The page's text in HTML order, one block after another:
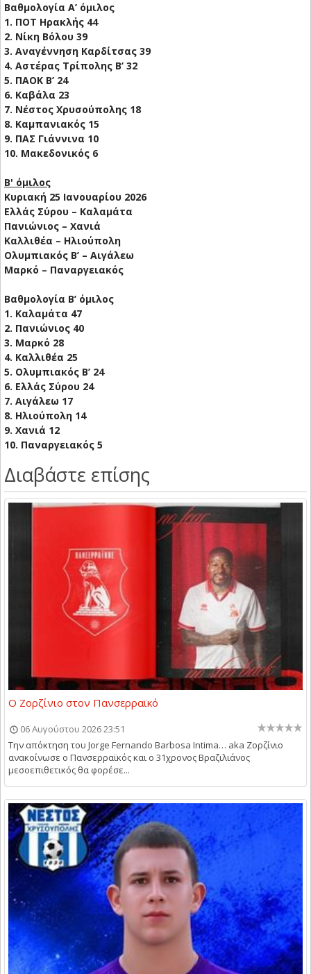
Βαθμολογία Α’ όμιλος
1. ΠΟΤ Ηρακλής 44
2. Νίκη Βόλου 39
3. Αναγέννηση Καρδίτσας 39
4. Αστέρας Τρίπολης Β’ 32
5. ΠΑΟΚ Β’ 24
6. Καβάλα 23
7. Νέστος Χρυσούπολης 18
8. Καμπανιακός 15
9. ΠΑΣ Γιάννινα 10
10. Μακεδονικός 6
B' όμιλος
Κυριακή 25 Ιανουαρίου 2026
Ελλάς Σύρου – Καλαμάτα
Πανιώνιος – Χανιά
Καλλιθέα – Ηλιούπολη
Ολυμπιακός Β’ – Αιγάλεω
Μαρκό – Παναργειακός
Βαθμολογία Β’ όμιλος
1. Καλαμάτα 47
2. Πανιώνιος 40
3. Μαρκό 28
4. Καλλιθέα 25
5. Ολυμπιακός Β’ 24
6. Ελλάς Σύρου 24
7. Αιγάλεω 17
8. Ηλιούπολη 14
9. Χανιά 12
10. Παναργειακός 5
Διαβάστε επίσης
Ο Ζορζίνιο στον Πανσερραϊκό
06 Αυγούστου 2026 23:51
Την απόκτηση του Jorge Fernando Barbosa Intima… aka Ζορζίνιο
ανακοίνωσε ο Πανσερραϊκός και ο 31χρονος Βραζιλιάνος
μεσοεπιθετικός θα φορέσε...